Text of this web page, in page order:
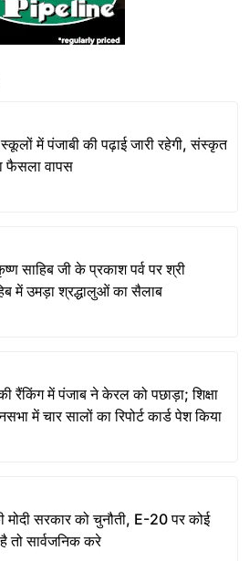
में पंजाबी की पढ़ाई जारी रहेगी, संस्कृत
फैसला वापस
साहिब जी के प्रकाश पर्व पर श्री
में उमड़ा श्रद्धालुओं का सैलाब
रैंकिंग में पंजाब ने केरल को पछाड़ा; शिक्षा
में चार सालों का रिपोर्ट कार्ड पेश किया
मोदी सरकार को चुनौती, E-20 पर कोई
है तो सार्वजनिक करे